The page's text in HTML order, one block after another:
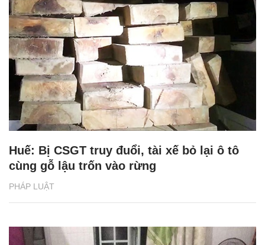
PHÁP LUẬT
Huế: Bị CSGT truy đuổi, tài xế bỏ lại ô tô
cùng gỗ lậu trốn vào rừng